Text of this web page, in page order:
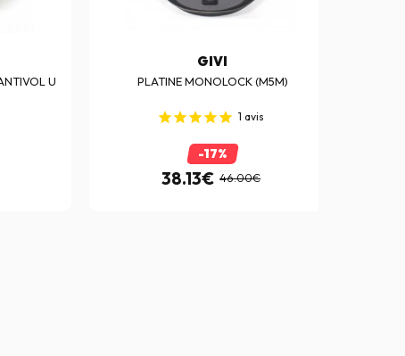
U
GIVI
PLATINE MONOLOCK (M5M)
1 avis
-17%
38.13€ 46.00€